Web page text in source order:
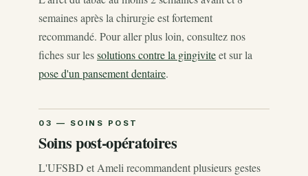
semaines après la chirurgie est fortement
recommandé. Pour aller plus loin, consultez nos
fiches sur lessolutions contre la gingiviteet sur la
pose d'un pansement dentaire.
Soins post-opératoires
L'UFSBD et Ameli recommandent plusieurs gestes